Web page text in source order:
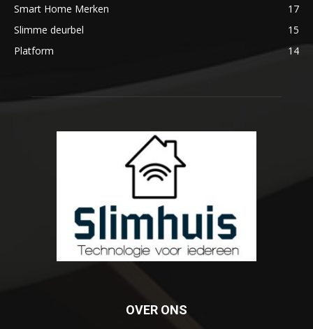
Smart Home Merken
17
Slimme deurbel
15
Platform
14
OVER ONS